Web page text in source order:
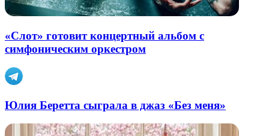
«Слот» готовит концертный альбом с
симфоническим оркестром
Юлия Беретта сыграла в джаз «Без меня»